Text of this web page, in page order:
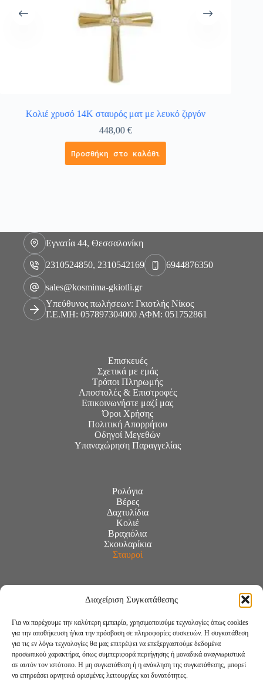
Διαχείριση Συγκατάθεσης
Για να παρέχουμε την καλύτερη εμπειρία, χρησιμοποιούμε τεχνολογίες όπως cookies
για την αποθήκευση ή/και την πρόσβαση σε πληροφορίες συσκευών. Η συγκατάθεση
για τις εν λόγω τεχνολογίες θα μας επιτρέψει να επεξεργαστούμε δεδομένα
προσωπικού χαρακτήρα, όπως συμπεριφορά περιήγησης ή μοναδικά αναγνωριστικά
σε αυτόν τον ιστότοπο. Η μη συγκατάθεση ή η ανάκληση της συγκατάθεσης, μπορεί
να επηρεάσει αρνητικά ορισμένες λειτουργίες και δυνατότητες.
Κολιέ χρυσό 14Κ σταυρός ματ με λευκό ζιργόν
448,00€
Προσθήκη στο καλάθι
Εγνατία 44, Θεσσαλονίκη
2310524850, 2310542169 6944876350
sales@kosmima-gkiotli.gr
Υπεύθυνος πωλήσεων: Γκιοτλής Νίκος
Γ.Ε.ΜΗ: 057897304000 ΑΦΜ: 051752861
Επισκευές
Σχετικά με εμάς
Τρόποι Πληρωμής
Αποστολές & Επιστροφές
Επικοινωνήστε μαζί μας
Όροι Χρήσης
Πολιτική Απορρήτου
Οδηγοί Μεγεθών
Υπαναχώρηση Παραγγελίας
Ρολόγια
Βέρες
Δαχτυλίδια
Κολιέ
Βραχιόλια
Σκουλαρίκια
Σταυροί